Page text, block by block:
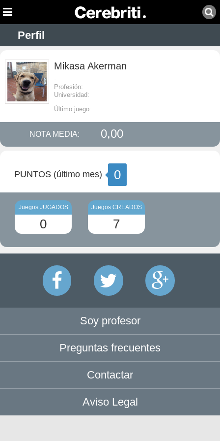
Perfil
Mikasa Akerman
-
Profesión:
Universidad:
Último juego:
NOTA MEDIA: 0,00
PUNTOS (último mes) 0
Juegos JUGADOS
0
Juegos CREADOS
7
Soy profesor
Preguntas frecuentes
Contactar
Aviso Legal